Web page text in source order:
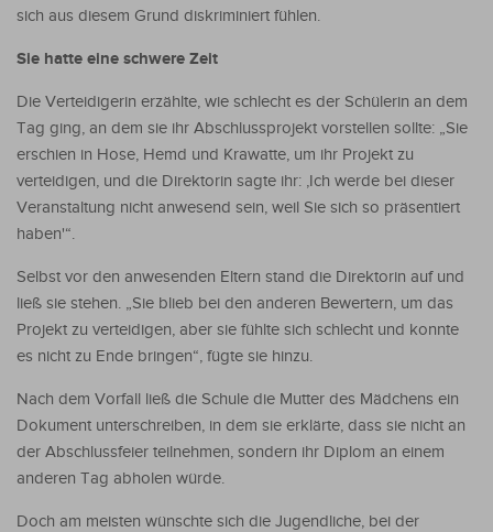
sich aus diesem Grund diskriminiert fühlen.
Sie hatte eine schwere Zeit
Die Verteidigerin erzählte, wie schlecht es der Schülerin an dem
Tag ging, an dem sie ihr Abschlussprojekt vorstellen sollte: „Sie
erschien in Hose, Hemd und Krawatte, um ihr Projekt zu
verteidigen, und die Direktorin sagte ihr: ‚Ich werde bei dieser
Veranstaltung nicht anwesend sein, weil Sie sich so präsentiert
haben'“.
Selbst vor den anwesenden Eltern stand die Direktorin auf und
ließ sie stehen. „Sie blieb bei den anderen Bewertern, um das
Projekt zu verteidigen, aber sie fühlte sich schlecht und konnte
es nicht zu Ende bringen“, fügte sie hinzu.
Nach dem Vorfall ließ die Schule die Mutter des Mädchens ein
Dokument unterschreiben, in dem sie erklärte, dass sie nicht an
der Abschlussfeier teilnehmen, sondern ihr Diplom an einem
anderen Tag abholen würde.
Doch am meisten wünschte sich die Jugendliche, bei der